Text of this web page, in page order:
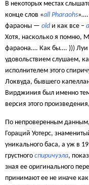
В некоторых местах
конце слов «all Pharaohs»….
фараоны — old и как все –
Хотя, насколько я помню,
фараона…. Как бы…. ))) Луи
удовольствием слушаем,
исполнителем этого
Локвуда, бывшего
Вирджиния был именно
версия этого
По непроверенным
Гораций Уотерс,
уникального баса, а уж в
грустного спиричуэла,
зная ее оригинального
принимают ее не иначе